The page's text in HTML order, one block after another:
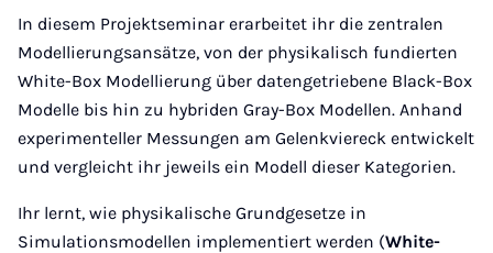
In diesem Projektseminar erarbeitet ihr die zentralen
Modellierungsansätze, von der physikalisch fundierten
White-Box Modellierung über datengetriebene Black-Box
Modelle bis hin zu hybriden Gray-Box Modellen. Anhand
experimenteller Messungen am Gelenkviereck entwickelt
und vergleicht ihr jeweils ein Modell dieser Kategorien.
Ihr lernt, wie physikalische Grundgesetze in
Simulationsmodellen implementiert werden (White-